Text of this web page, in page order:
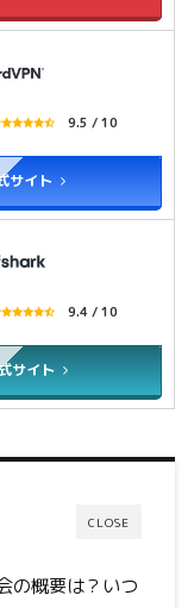
9.5 / 10
サイト
9.4 / 10
サイト
CLOSE
の概要は？いつ